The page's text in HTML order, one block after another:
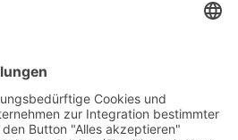
DATENSCHUTZHINWEISE